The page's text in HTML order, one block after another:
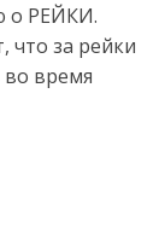
о РЕЙКИ.
что за рейки
во время